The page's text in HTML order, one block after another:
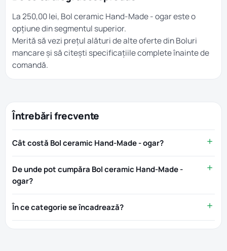
La 250,00 lei, Bol ceramic Hand-Made - ogar este o
opțiune din segmentul superior.
Merită să vezi prețul alături de alte oferte dinBoluri
mancareși să citești specificațiile complete înainte de
comandă.
Întrebări frecvente
Cât costă Bol ceramic Hand-Made - ogar?
De unde pot cumpăra Bol ceramic Hand-Made -
ogar?
În ce categorie se încadrează?